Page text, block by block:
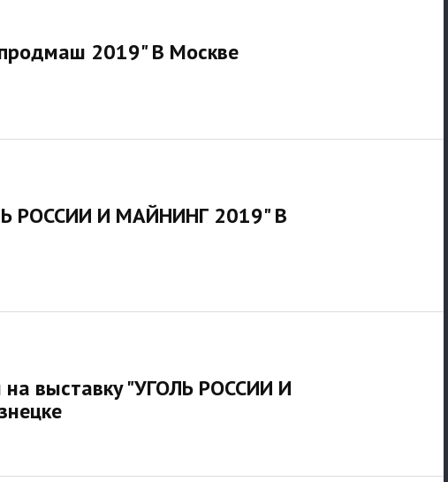
2019" В Москве
РОССИИ И МАЙНИНГ 2019" В
выставку "УГОЛЬ РОССИИ И